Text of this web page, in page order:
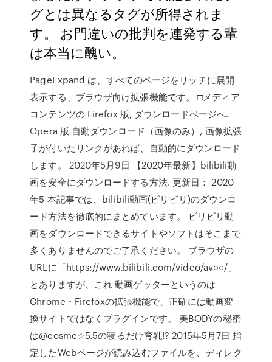
グとは異なるタグが所得されま
す。 お門違いの批判を連発する輩
は本当に醜い。
PageExpand は、すべてのページをリッチに展開
表示する、ブラウザ向け拡張機能です。 □メディア
コンテンツの Firefox 版, ダウンロードページへ.
Opera 版 自動ダウンロード（画像のみ）, 画像拡張
子が付いたリンクがあれば、自動的にダウンロード
します。 2020年5月9日 【2020年最新】bilibili動
画を安全にダウンロードする方法. 更新日： 2020
年5 本記事では、bilibili動画(ビリビリ)のダウンロ
ード方法を徹底的にまとめています。 ビリビリ動
画をダウンロードできるサイトやソフトはそこまで
多くありませんのでご了承ください。 ブラウザの
URLに「https://www.bilibili.com/video/av○○/」
とありますが、これ 動画ゲッターというのは
Chrome・Firefoxの拡張機能で、正確には動画変
換サイトではなくプラグインです。 美BODYの秘密
は@cosme☆5.5の寝るだけ育乳!? 2015年5月7日 指
定したWebページが読み込むファイルを、ディレク